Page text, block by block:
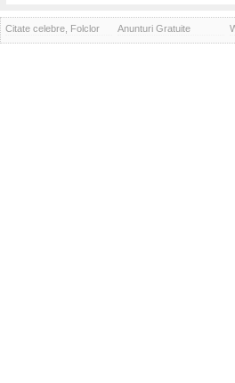
Citate celebre, Folclor Anunturi Gratuite